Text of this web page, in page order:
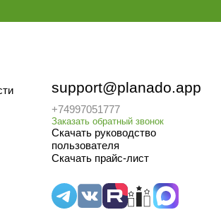
Ландшафтный дизайн
Муж на час
ЖКХ
Химчистки и прачечные
Аудиторы и обходы
Приемка квартир
Трейд-маркетинг
support@planado.app
+74997051777
Заказать обратный звонок
Скачать руководство
пользователя
Скачать прайс-лист